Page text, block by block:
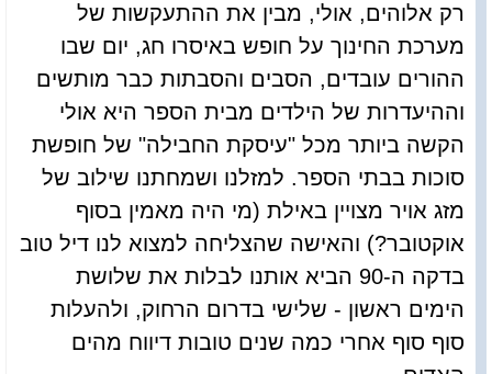
רק אלוהים, אולי, מבין את ההתעקשות של
מערכת החינוך על חופש באיסרו חג, יום שבו
ההורים עובדים, הסבים והסבתות כבר מותשים
וההיעדרות של הילדים מבית הספר היא אולי
הקשה ביותר מכל "עיסקת החבילה" של חופשת
סוכות בבתי הספר. למזלנו ושמחתנו שילוב של
מזג אויר מצויין באילת (מי היה מאמין בסוף
אוקטובר?) והאישה שהצליחה למצוא לנו דיל טוב
בדקה ה-90 הביא אותנו לבלות את שלושת
הימים ראשון - שלישי בדרום הרחוק, ולהעלות
סוף סוף אחרי כמה שנים טובות דיווח מהים